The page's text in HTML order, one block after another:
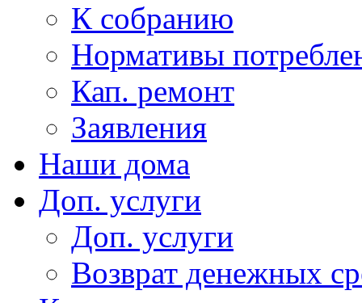
К собранию
Нормативы
Кап. ремонт
Заявления
Наши дома
Доп. услуги
Доп. услуги
Возврат денежных